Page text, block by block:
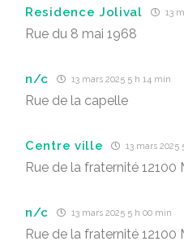
Residence Jolival 13
Rue du 8 mai 1968
n/c 13 mars 2025 5 h 14 min
Rue de la capelle
Centre ville 13 mars 2025
Rue de la fraternité 12100
n/c 13 mars 2025 5 h 00 min
Rue de la fraternité 12100